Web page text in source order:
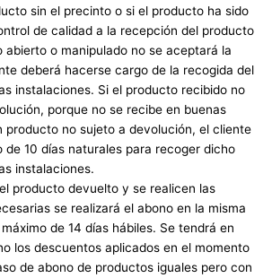
sin el precinto o si el producto ha sido
de calidad a la recepción del producto
abierto o manipulado no se aceptará la
deberá hacerse cargo de la recogida del
instalaciones. Si el producto recibido no
porque no se recibe en buenas
producto no sujeto a devolución, el cliente
de 10 días naturales para recoger dicho
instalaciones.
producto devuelto y se realicen las
se realizará el abono en la misma
de 14 días hábiles. Se tendrá en
los descuentos aplicados en el momento
de abono de productos iguales pero con